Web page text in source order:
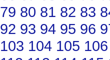
79 80 81 82 83
92 93 94 95 96
103 104 105 106